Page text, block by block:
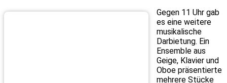
Gegen 11 Uhr gab
es eine weitere
musikalische
Darbietung. Ein
Ensemble aus
Geige, Klavier und
Oboe präsentierte
mehrere Stücke